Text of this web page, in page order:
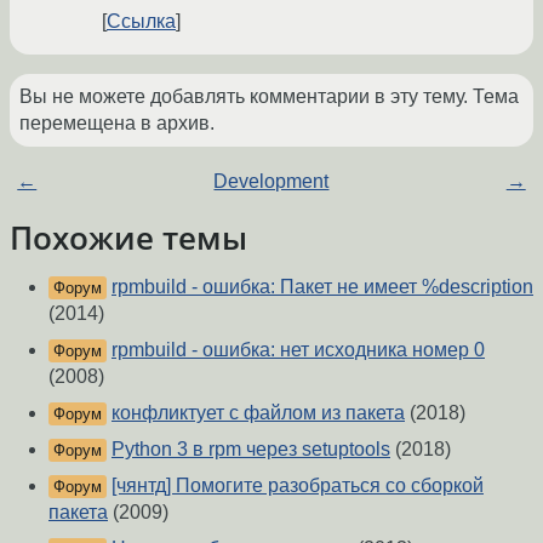
Ссылка
Вы не можете добавлять комментарии в эту тему. Тема
перемещена в архив.
← Development →
Похожие темы
Форум
rpmbuild - ошибка: Пакет не имеет %description
(2014)
Форум
rpmbuild - ошибка: нет исходника номер 0
(2008)
Форум конфликтует с файлом из пакета (2018)
Форум Python 3 в rpm через setuptools (2018)
Форум
[чянтд] Помогите разобраться со сборкой
пакета (2009)